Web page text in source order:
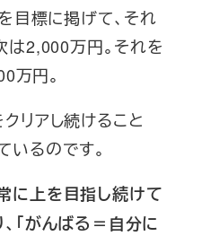
目標に掲げて、それ
は2,000万円。それを
万円。
リアし続けること
いるのです。
に上を目指し続けて
「がんばる＝自分に